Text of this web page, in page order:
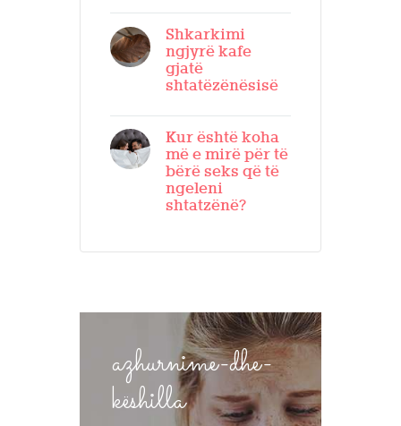
Shkarkimi
ngjyrë kafe
gjatë
shtatëzënësisë
Kur është koha
më e mirë për të
bërë seks që të
ngeleni
shtatzënë?
azhurnime-dhe-
këshilla